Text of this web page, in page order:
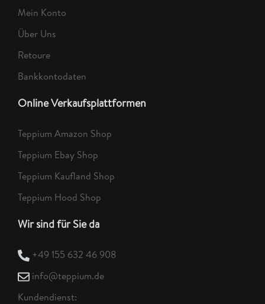
Mein Konto
Über Uns
Retoure
Bankkontodaten
Online Verkaufsplattformen
Teppium Amazon Shop
Teppium Ebay Shop
Teppium Kaufland Shop
Teppium Hood Shop
Wir sind für Sie da
+49 155 632 46 908
info@teppium.de
Kundendienst: